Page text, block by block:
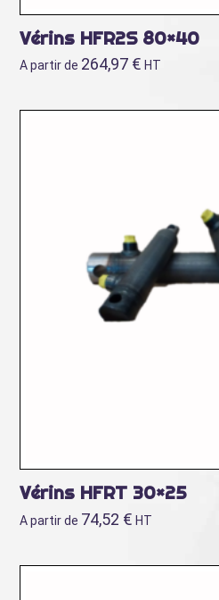
Vérins HFR2S 80×40
A partir de 264,97 € HT
Vérins HFRT 30×25
A partir de 74,52 € HT